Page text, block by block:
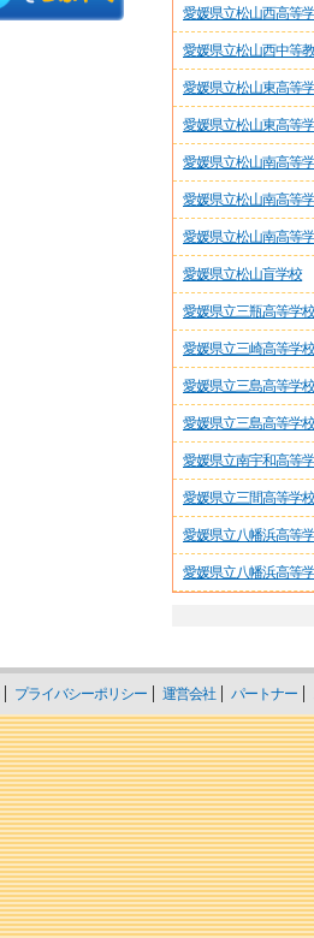
愛媛県立松山西高等
愛媛県立松山西中等
愛媛県立松山東高等
愛媛県立松山東高等
愛媛県立松山南高等
愛媛県立松山南高等
愛媛県立松山南高等
愛媛県立松山盲学校
愛媛県立三瓶高等学校
愛媛県立三崎高等学校
愛媛県立三島高等学校
愛媛県立三島高等学
愛媛県立南宇和高等
愛媛県立三間高等学校
愛媛県立八幡浜高等
愛媛県立八幡浜高等
プライバシーポリシー 運営会社 パートナー